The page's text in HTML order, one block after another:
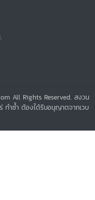
All Rights Reserved. สงวน
ทำซ้ำ ต้องได้รับอนุญาตจากเวบ